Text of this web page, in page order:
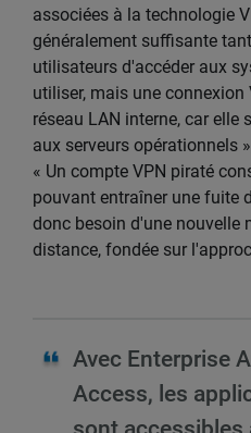
associées à la technologie
généralement suffisante
utilisateurs d'accéder aux
utiliser, mais une
réseau LAN interne, car elle
aux serveurs opérationnels
« Un compte VPN piraté
pouvant entraîner une fuite
donc besoin d'une nouvelle
distance, fondée sur
Avec Enterprise
Access, les